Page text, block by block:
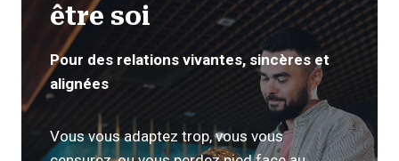
être soi
Pour des relations vivantes, sincères et
alignées
Vous vous adaptez trop, vous vous